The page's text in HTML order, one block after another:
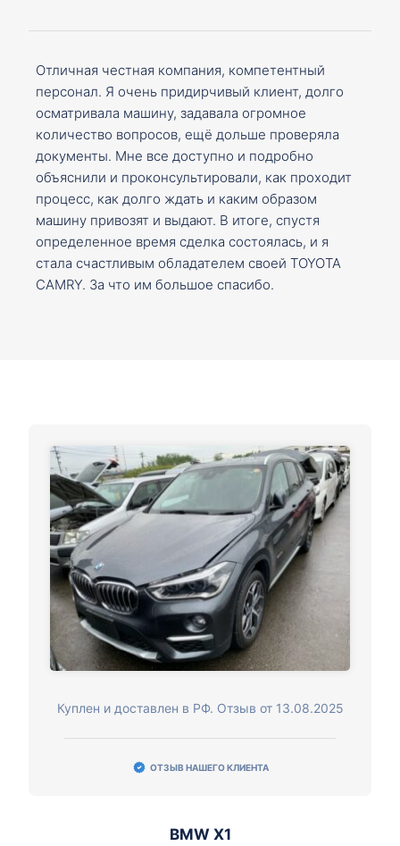
Отличная честная компания, компетентный
персонал. Я очень придирчивый клиент, долго
осматривала машину, задавала огромное
количество вопросов, ещё дольше проверяла
документы. Мне все доступно и подробно
объяснили и проконсультировали, как проходит
процесс, как долго ждать и каким образом
машину привозят и выдают. В итоге, спустя
определенное время сделка состоялась, и я
стала счастливым обладателем своей TOYOTA
CAMRY. За что им большое спасибо.
Куплен и доставлен в РФ. Отзыв от 13.08.2025
ОТЗЫВ НАШЕГО КЛИЕНТА
BMW X1